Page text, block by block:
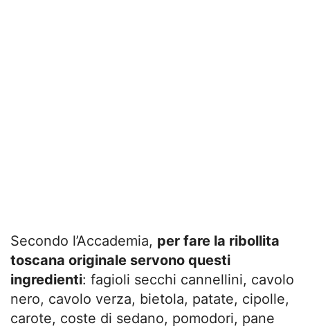
Secondo l’Accademia, per fare la ribollita
toscana originale servono questi
ingredienti: fagioli secchi cannellini, cavolo
nero, cavolo verza, bietola, patate, cipolle,
carote, coste di sedano, pomodori, pane